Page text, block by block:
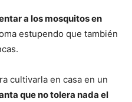
a los mosquitos en
estupendo que también
cultivarla en casa en un
que no tolera nada el